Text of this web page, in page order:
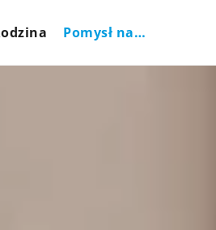
Pomysł na…